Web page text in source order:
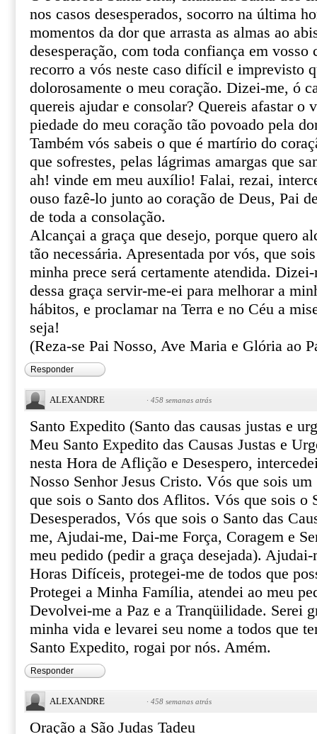
nos casos desesperados, socorro na última
momentos da dor que arrasta as almas ao
desesperação, com toda confiança em vosso
recorro a vós neste caso difícil e imprevisto
dolorosamente o meu coração. Dizei-me, ó
quereis ajudar e consolar? Quereis afastar o
piedade do meu coração tão povoado pela
Também vós sabeis o que é martírio do
que sofrestes, pelas lágrimas amargas que
ah! vinde em meu auxílio! Falai, rezai,
ouso fazê-lo junto ao coração de Deus, Pai
de toda a consolação.
Alcançai a graça que desejo, porque quero
tão necessária. Apresentada por vós, que
minha prece será certamente atendida.
dessa graça servir-me-ei para melhorar a
hábitos, e proclamar na Terra e no Céu a
seja!
(Reza-se Pai Nosso, Ave Maria e Glória ao
Responder
ALEXANDRE · 458 semanas atrás
Santo Expedito (Santo das causas justas e
Meu Santo Expedito das Causas Justas e
nesta Hora de Aflição e Desespero,
Nosso Senhor Jesus Cristo. Vós que sois
que sois o Santo dos Aflitos. Vós que sois o
Desesperados, Vós que sois o Santo das
me, Ajudai-me, Dai-me Força, Coragem e
meu pedido (pedir a graça desejada). Ajudai-
Horas Difíceis, protegei-me de todos que
Protegei a Minha Família, atendei ao meu
Devolvei-me a Paz e a Tranqüilidade. Serei
minha vida e levarei seu nome a todos que
Santo Expedito, rogai por nós. Amém.
Responder
ALEXANDRE · 458 semanas atrás
Oração a São Judas Tadeu